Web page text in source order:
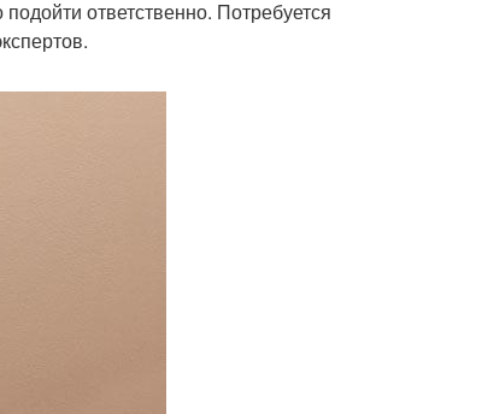
ответственно. Потребуется